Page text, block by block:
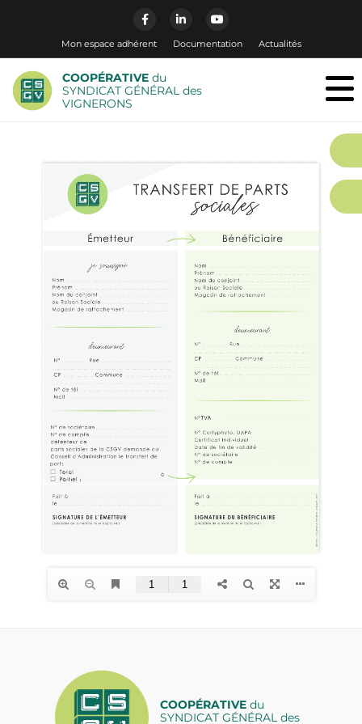
Mon espace adhérent Documentation Actualités
COOPÉRATIVE du
SYNDICAT GÉNÉRAL des
VIGNERONS
COOPÉRATIVEdu
SYNDICAT GÉNÉRAL des